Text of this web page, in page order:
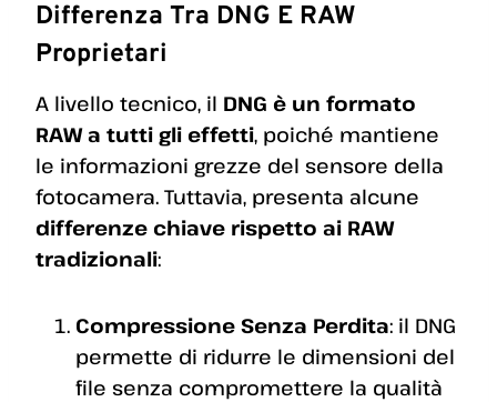
Differenza Tra DNG E RAW
Proprietari
A livello tecnico, il DNG è un formato
RAW a tutti gli effetti, poiché mantiene
le informazioni grezze del sensore della
fotocamera. Tuttavia, presenta alcune
differenze chiave rispetto ai RAW
tradizionali:
Compressione Senza Perdita: il DNG
permette di ridurre le dimensioni del
file senza compromettere la qualità